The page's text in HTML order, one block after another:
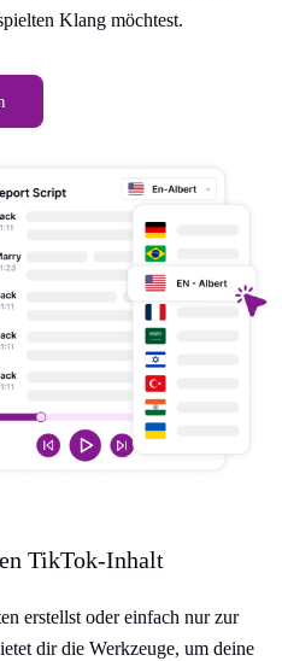
Klang möchtest.
TikTok-Inhalt
erstellst oder einfach nur zur
dir die Werkzeuge, um deine